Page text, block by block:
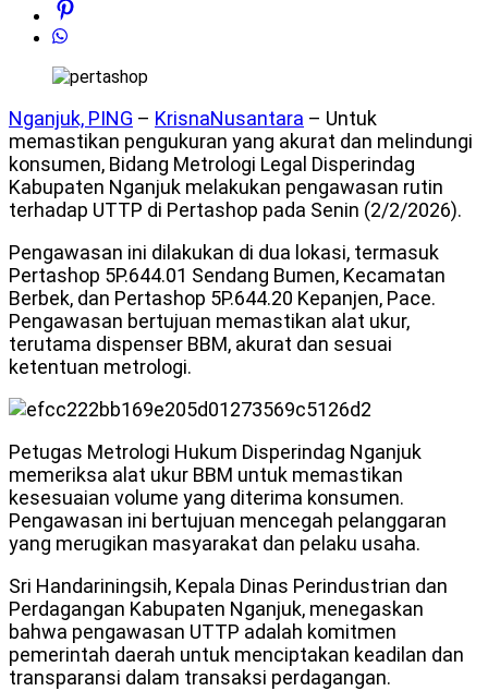
Nganjuk, PING – KrisnaNusantara – Untuk
memastikan pengukuran yang akurat dan melindungi
konsumen, Bidang Metrologi Legal Disperindag
Kabupaten Nganjuk melakukan pengawasan rutin
terhadap UTTP di Pertashop pada Senin (2/2/2026).
Pengawasan ini dilakukan di dua lokasi, termasuk
Pertashop 5P.644.01 Sendang Bumen, Kecamatan
Berbek, dan Pertashop 5P.644.20 Kepanjen, Pace.
Pengawasan bertujuan memastikan alat ukur,
terutama dispenser BBM, akurat dan sesuai
ketentuan metrologi.
Petugas Metrologi Hukum Disperindag Nganjuk
memeriksa alat ukur BBM untuk memastikan
kesesuaian volume yang diterima konsumen.
Pengawasan ini bertujuan mencegah pelanggaran
yang merugikan masyarakat dan pelaku usaha.
Sri Handariningsih, Kepala Dinas Perindustrian dan
Perdagangan Kabupaten Nganjuk, menegaskan
bahwa pengawasan UTTP adalah komitmen
pemerintah daerah untuk menciptakan keadilan dan
transparansi dalam transaksi perdagangan.